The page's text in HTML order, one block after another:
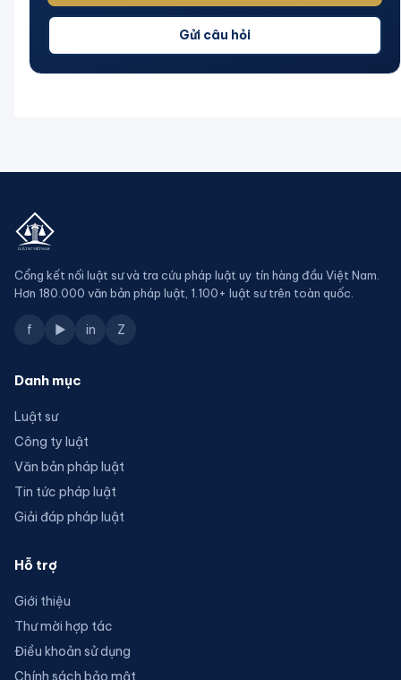
Gửi câu hỏi
Cổng kết nối luật sư và tra cứu pháp luật uy tín hàng đầu Việt Nam.
Hơn 180.000 văn bản pháp luật, 1.100+ luật sư trên toàn quốc.
f ▶ in Z
Danh mục
Luật sư
Công ty luật
Văn bản pháp luật
Tin tức pháp luật
Giải đáp pháp luật
Hỗ trợ
Giới thiệu
Thư mời hợp tác
Điều khoản sử dụng
Chính sách bảo mật